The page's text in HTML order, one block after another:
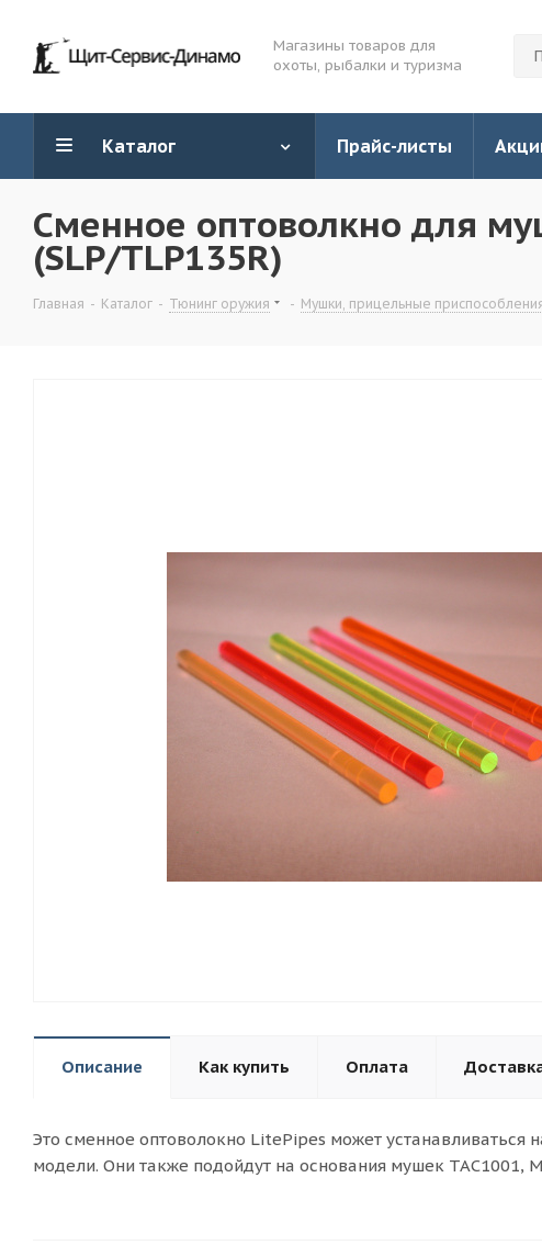
Магазины товаров для
охоты, рыбалки и туризма
Каталог Прайс-листы
Сменное оптоволкно для
(SLP/TLP135R)
Главная - Каталог - Тюнинг оружия - Мушки, прицельные
Описание Как купить Оплата
Это сменное оптоволокно LitePipes может устанавливаться
модели. Они также подойдут на основания мушек TAC1001,